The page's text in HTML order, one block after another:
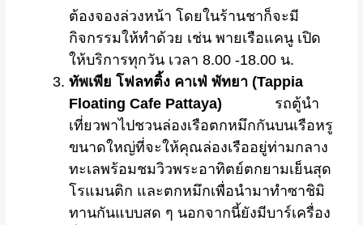
ต้องจองล่วงหน้า โดยในร้านชาก็จะมี
กิจกรรมให้ทำด้วย เช่น พายเรือแคนู เปิด
ให้บริการทุกวัน เวลา 8.00 -18.00 น.
ทัพเพีย โฟลทติ้ง คาเฟ่ พัทยา (Tappia
Floating Cafe Pattaya) รถตู้นำ
เที่ยวพาไปชวนล่องเรือตกหมึกกันบนเรือหรู
ขนาดใหญ่ที่จะให้คุณล่องเรืออยู่ท่ามกลาง
ทะเลพร้อมชมวิวพระอาทิตย์ตกยามเย็นสุด
โรแมนติก และตกหมึกเพื่อนำมาทำซาชิมิ
ทานกันแบบสด ๆ นอกจากนี้ยังมีบาร์เครื่อง